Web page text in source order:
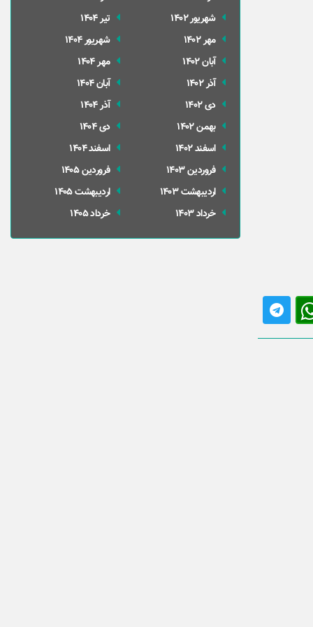
شهریور 1402
مهر 1402
آبان 1402
آذر 1402
دی 1402
بهمن 1402
اسفند 1402
فروردین 1403
ارديبهشت 1403
خرداد 1403
تير 1404
شهریور 1404
مهر 1404
آبان 1404
آذر 1404
دی 1404
اسفند 1404
فروردین 1405
ارديبهشت 1405
خرداد 1405